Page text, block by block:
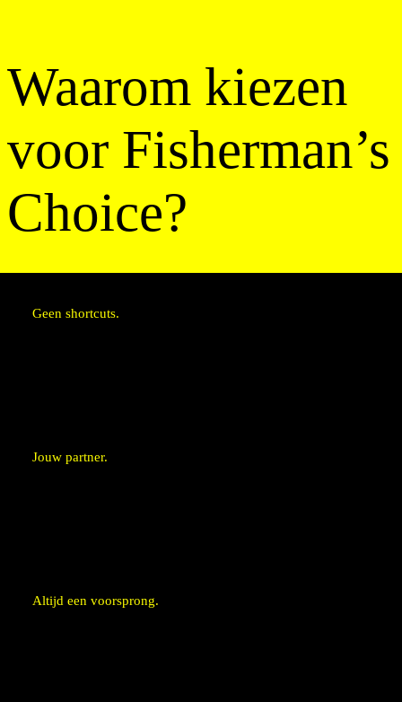
Waarom kiezen
voor Fisherman’s
Choice?
Geen shortcuts.
Jouw partner.
Altijd een voorsprong.